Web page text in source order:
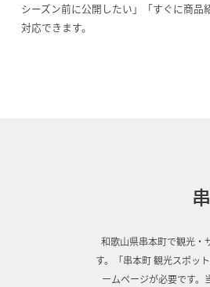
シーズン前に公開したい」「すぐに商
対応できます。
和歌山県串本町で観光・
す。「串本町 観光スポッ
ームページが必要です